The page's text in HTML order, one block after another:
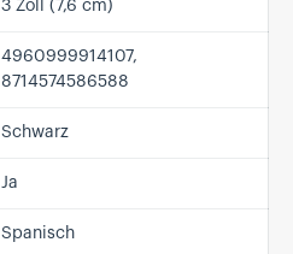
3 Zoll (7,6 cm)
4960999914107,
8714574586588
Schwarz
Ja
Spanisch